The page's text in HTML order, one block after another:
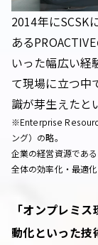
2014年にSCSK
ある
いった幅広い経
て現場に立つ中
識が芽生えたと
※Enterprise
ング）の略。
企業の経営資源であ
全体の効率化・最適
「オンプレミ
動化といった技